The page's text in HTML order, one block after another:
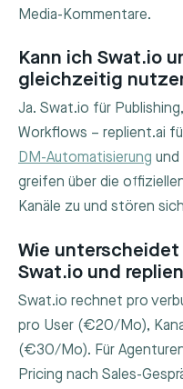
Media-Kommentare.
Kann ich Swat.io
gleichzeitig
Ja. Swat.io für
Workflows – replient.ai
DM-Automatisierung und
greifen über die
Kanäle zu und stören
Wie
Swat.io und
Swat.io rechnet pro
pro User (€20/Mo),
(€30/Mo). Für
Pricing nach Sales-